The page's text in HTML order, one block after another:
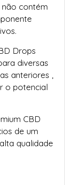
não contém
Drops
diversas
anteriores ,
o potencial
CBD
de um
qualidade